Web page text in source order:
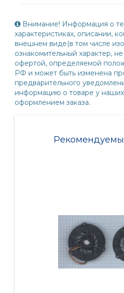
Внимание! Информация о
характеристиках, описании,
внешнем виде(в том числе
ознакомительный характер,
офертой, определяемой
РФ и может быть изменена
предварительного
информацию о товаре у
оформлением заказа.